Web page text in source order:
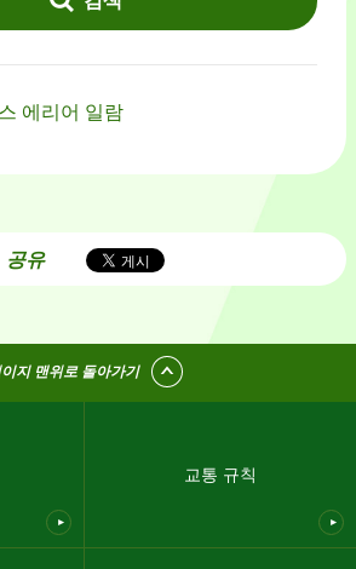
에리어 일람
공유
지 맨위로 돌아가기
교통 규칙